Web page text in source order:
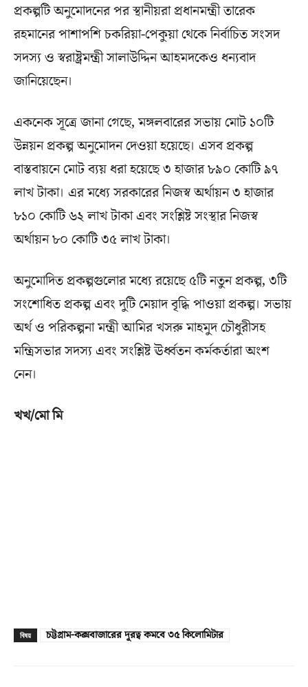
প্রকল্পটি অনুমোদনের পর স্থানীয়রা প্রধানমন্ত্রী তারেক
রহমানের পাশাপশি চকরিয়া-পেকুয়া থেকে নির্বাচিত সংসদ
সদস্য ও স্বরাষ্ট্রমন্ত্রী সালাউদ্দিন আহমদকেও ধন্যবাদ
জানিয়েছেন।
একনেক সূত্রে জানা গেছে, মঙ্গলবারের সভায় মোট ১০টি
উন্নয়ন প্রকল্প অনুমোদন দেওয়া হয়েছে। এসব প্রকল্প
বাস্তবায়নে মোট ব্যয় ধরা হয়েছে ৩ হাজার ৮৯০ কোটি ৯৭
লাখ টাকা। এর মধ্যে সরকারের নিজস্ব অর্থায়ন ৩ হাজার
৮১০ কোটি ৬২ লাখ টাকা এবং সংশ্লিষ্ট সংস্থার নিজস্ব
অর্থায়ন ৮০ কোটি ৩৫ লাখ টাকা।
অনুমোদিত প্রকল্পগুলোর মধ্যে রয়েছে ৫টি নতুন প্রকল্প, ৩টি
সংশোধিত প্রকল্প এবং দুটি মেয়াদ বৃদ্ধি পাওয়া প্রকল্প। সভায়
অর্থ ও পরিকল্পনা মন্ত্রী আমির খসরু মাহমুদ চৌধুরীসহ
মন্ত্রিসভার সদস্য এবং সংশ্লিষ্ট ঊর্ধ্বতন কর্মকর্তারা অংশ
নেন।
খখ/মো মি
বিষয় চট্টগ্রাম-কক্সবাজারের দূরত্ব কমবে ৩৫ কিলোমিটার